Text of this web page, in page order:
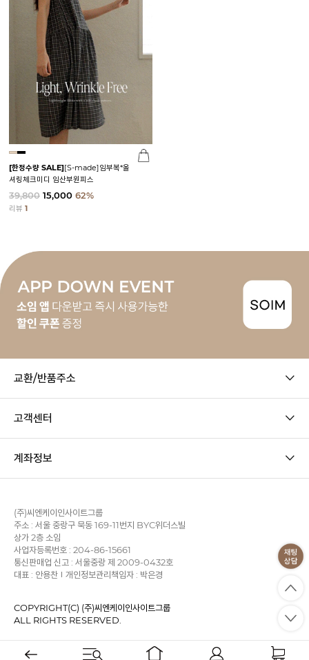
[한정수량 SALE][S-made]임부복*올
셔링체크미디 임산부원피스
39,800 15,000 62%
리뷰 1
교환/반품주소
고객센터
계좌정보
(주)씨엔케이인사이트그룹
주소 : 서울 중랑구 묵동 169-11번지 BYC위더스빌
상가 2층 소임
사업자등록번호 : 204-86-15661
통신판매업 신고 : 서울중랑 제 2009-0432호
대표 : 안용찬
개인정보관리책임자 : 박은경
COPYRIGHT(C) (주)씨엔케이인사이트그룹
ALL RIGHTS RESERVED.
사업자정보확인 이용약관 개인정보처리방침 KB에스크로 PC 버전